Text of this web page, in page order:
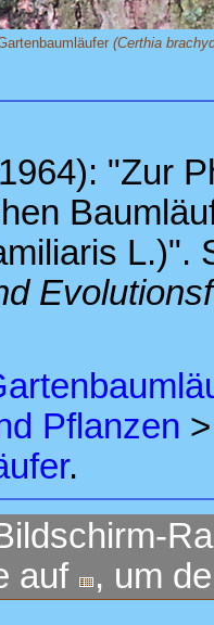
(Certhia
"Zur
L.)".
Pflanzen
.
auf
, um